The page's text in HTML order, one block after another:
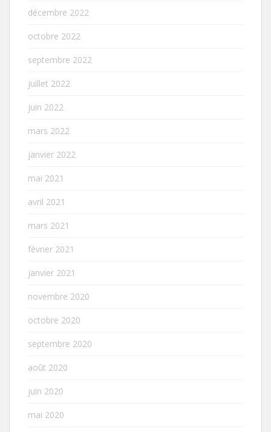
décembre 2022
octobre 2022
septembre 2022
juillet 2022
juin 2022
mars 2022
janvier 2022
mai 2021
avril 2021
mars 2021
février 2021
janvier 2021
novembre 2020
octobre 2020
septembre 2020
août 2020
juin 2020
mai 2020